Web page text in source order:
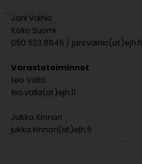
Jani Vainio
Koko Suomi
050 523 8845 / jani.vainio(at)ejh.fi
Varastotoiminnot
Leo Väliä
leo.valia(at)ejh.fi
Jukka Kinnari
jukka.kinnari(at)ejh.fi